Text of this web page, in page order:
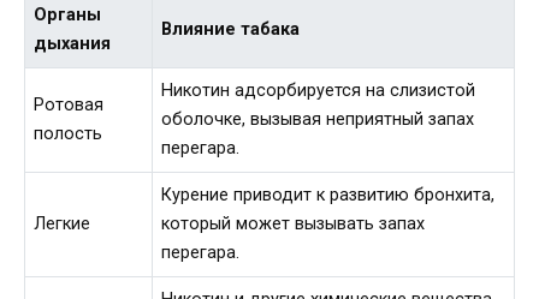
Органы
дыхания
Влияние табака
Ротовая
полость
Никотин адсорбируется на слизистой
оболочке, вызывая неприятный запах
перегара.
Легкие
Курение приводит к развитию бронхита,
который может вызывать запах
перегара.